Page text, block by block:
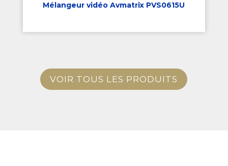
Mélangeur vidéo Avmatrix PVS0615U
VOIR TOUS LES PRODUITS